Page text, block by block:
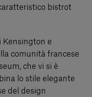
bistrot
Kensington e
comunità francese
che vi si è
lo stile elegante
del design